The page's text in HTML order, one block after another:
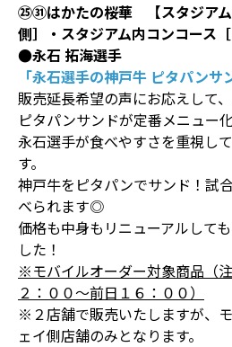
㉕㉛はかたの桜華 【スタジア
側］・スタジアム内コンコース
●永石 拓海選手
「永石選手の神戸牛 ピタパン
販売延長希望の声にお応えして
ピタパンサンドが定番メニュー
永石選手が食べやすさを重視し
す。
神戸牛をピタパンでサンド！試
べられます◎
価格も中身もリニューアルして
した！
※モバイルオーダー対象商品（
２：００～前日１６：００）
※２店舗で販売いたしますが、
ェイ側店舗のみとなります。